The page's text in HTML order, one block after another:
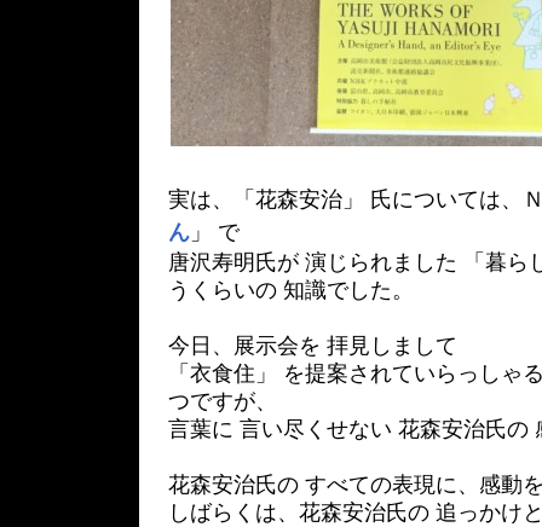
実は、「花森安治」 氏については、
ん 」 で
唐沢寿明氏が 演じられました 「暮ら
うくらいの 知識でした。
今日、展示会を 拝見しまして
「衣食住」 を提案されていらっしゃ
つですが、
言葉に 言い尽くせない 花森安治氏の
花森安治氏の すべての表現に、感動
しばらくは、花森安治氏の 追っかけ